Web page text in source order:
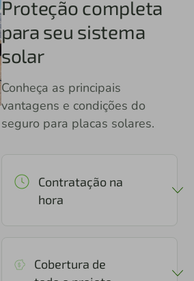
Proteção completa
para seu sistema
solar
Conheça as principais
vantagens e condições do
seguro para placas solares.
Contratação na
hora
Cobertura de